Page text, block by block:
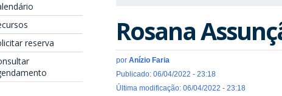
reserva
Rosana
por Anízio Faria
Publicado: 06/04/2022 - 23:18
Última modificação: 06/04/2022 - 23:18